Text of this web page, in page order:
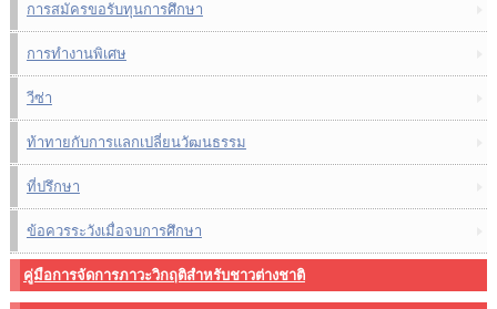
การสมัครขอรับทุนการศึกษา
การทำงานพิเศษ
วีซ่า
ท้าทายกับการแลกเปลี่ยนวัฒนธรรม
ที่ปรึกษา
ข้อควรระวังเมื่อจบการศึกษา
คู่มือการจัดการภาวะวิกฤติสำหรับชาวต่างชาติ